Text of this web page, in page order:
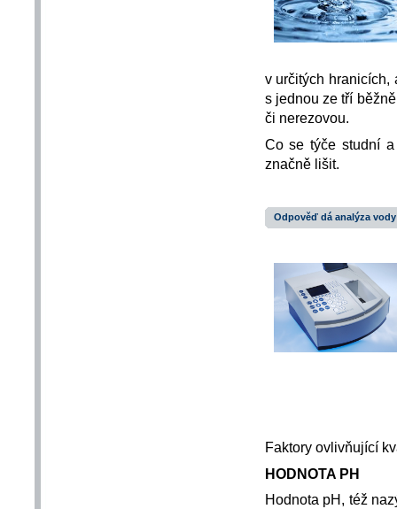
v určitých hranicích,
s jednou ze tří
či nerezovou.
Co se týče studní
značně lišit.
Odpověď dá analýza vody
Faktory ovlivňující
HODNOTA PH
Hodnota pH, též